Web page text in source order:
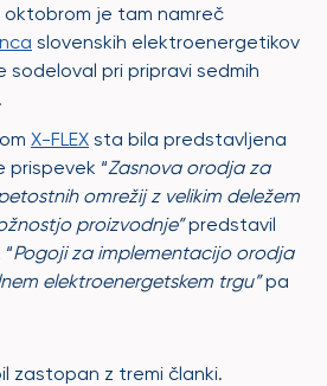
oktobrom je tam namreč
slovenskih elektroenergetikov
sodeloval pri pripravi sedmih
X-FLEX sta bila predstavljena
prispevek “Zasnova orodja za
omrežij z velikim deležem
proizvodnje”predstavil
Pogoji za implementacijo orodja
elektroenergetskem trgu”pa
zastopan z tremi članki.